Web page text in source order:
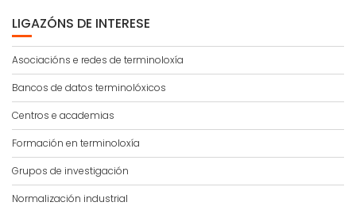
LIGAZÓNS DE INTERESE
Asociacións e redes de terminoloxía
Bancos de datos terminolóxicos
Centros e academias
Formación en terminoloxía
Grupos de investigación
Normalización industrial